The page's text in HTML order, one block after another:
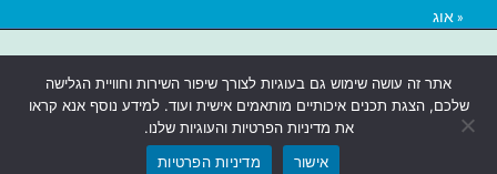
אתר זה עושה שימוש גם בעוגיות לצורך שיפור השירות וחוויית הגלישה
שלכם, הצגת תכנים איכותיים מותאמים אישית ועוד. למידע נוסף אנא קראו
את מדיניות הפרטיות והעוגיות שלנו.
אישור
מדיניות הפרטיות
« אוג
אתרים בבאר שבע|